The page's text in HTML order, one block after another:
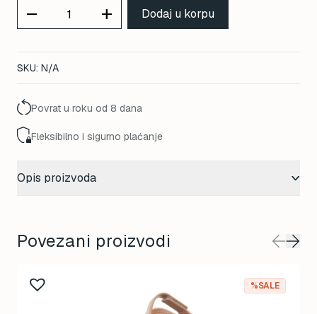
remove add Dodaj u korpu
SKU: N/A
Povrat u roku od 8 dana
Fleksibilno i sigurno plaćanje
Opis proizvoda
Povezani proizvodi
%SALE